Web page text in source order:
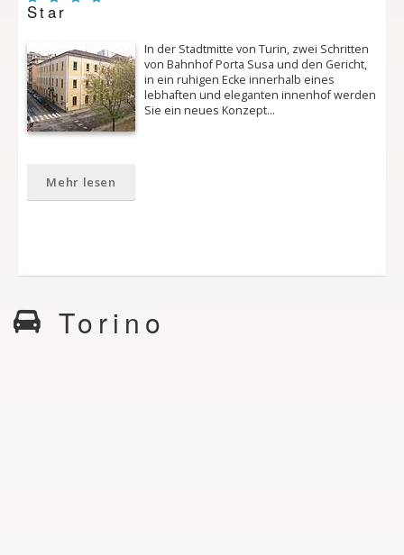
Star
In der Stadtmitte von Turin, zwei Schritten
von Bahnhof Porta Susa und den Gericht,
in ein ruhigen Ecke innerhalb eines
lebhaften und eleganten innenhof werden
Sie ein neues Konzept…
Mehr lesen
Torino